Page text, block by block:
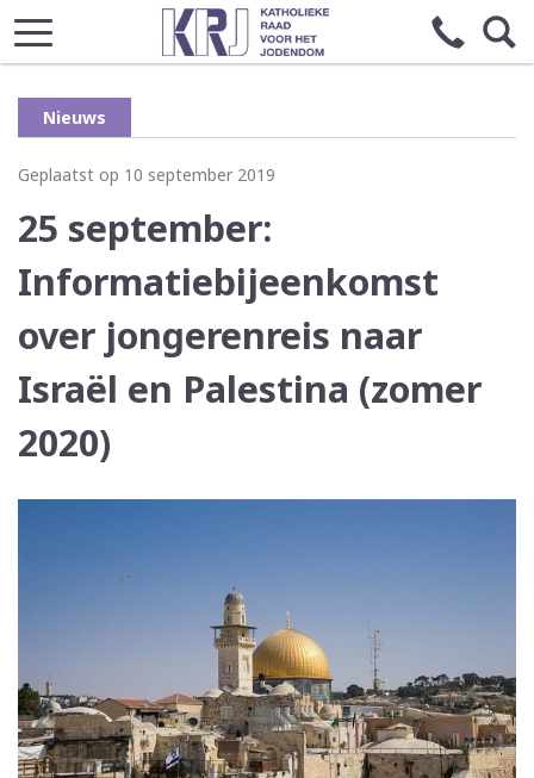
Nieuws
Geplaatst op 10 september 2019
25 september:
Informatiebijeenkomst
over jongerenreis naar
Israël en Palestina (zomer
2020)